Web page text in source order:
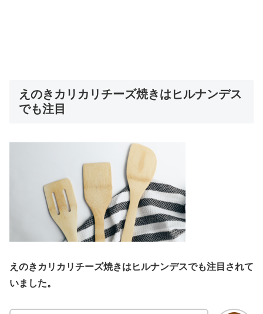
えのきカリカリチーズ焼きはヒルナンデス
でも注目
えのきカリカリチーズ焼きはヒルナンデスでも注目されて
いました。